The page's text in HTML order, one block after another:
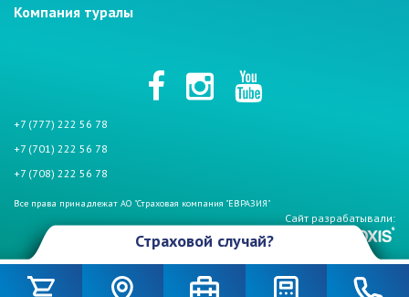
Компания туралы
+7 (777) 222 56 78
+7 (701) 222 56 78
+7 (708) 222 56 78
Все права принадлежат АО "Страховая компания "ЕВРАЗИЯ"
Сайт разрабатывали:
Страховой случай?
беспокойтесь, если у Вас страховой полис АО «СК «Евразия». Мы